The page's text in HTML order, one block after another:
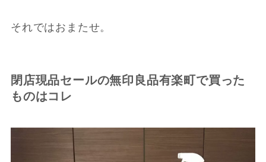
それではおまたせ。
閉店現品セールの無印良品有楽町で買った
ものはコレ